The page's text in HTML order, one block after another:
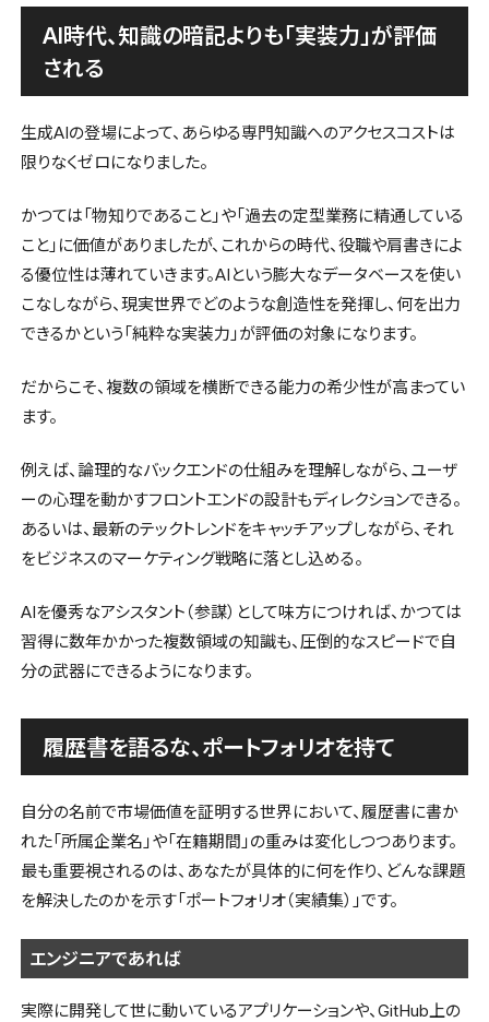
AI時代、知識の暗記よりも「実装力」が評価
される
生成AIの登場によって、あらゆる専門知識へのアクセスコストは
限りなくゼロになりました。
かつては「物知りであること」や「過去の定型業務に精通している
こと」に価値がありましたが、これからの時代、役職や肩書きによ
る優位性は薄れていきます。AIという膨大なデータベースを使い
こなしながら、現実世界でどのような創造性を発揮し、何を出力
できるかという「純粋な実装力」が評価の対象になります。
だからこそ、複数の領域を横断できる能力の希少性が高まってい
ます。
例えば、論理的なバックエンドの仕組みを理解しながら、ユーザ
ーの心理を動かすフロントエンドの設計もディレクションできる。
あるいは、最新のテックトレンドをキャッチアップしながら、それ
をビジネスのマーケティング戦略に落とし込める。
AIを優秀なアシスタント（参謀）として味方につければ、かつては
習得に数年かかった複数領域の知識も、圧倒的なスピードで自
分の武器にできるようになります。
履歴書を語るな、ポートフォリオを持て
自分の名前で市場価値を証明する世界において、履歴書に書か
れた「所属企業名」や「在籍期間」の重みは変化しつつあります。
最も重要視されるのは、あなたが具体的に何を作り、どんな課題
を解決したのかを示す「ポートフォリオ（実績集）」です。
エンジニアであれば
実際に開発して世に動いているアプリケーションや、GitHub上の